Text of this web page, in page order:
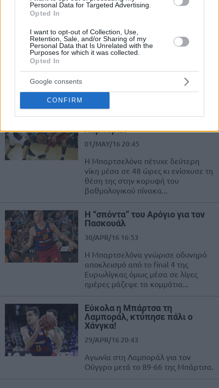
Personal Data for Targeted Advertising.
Opted In
I want to opt-out of Collection, Use,
Retention, Sale, and/or Sharing of my
Personal Data that Is Unrelated with the
Purposes for which it was collected.
Opted In
Google consents
CONFIRM
Μάχη Ρεάλ, Μπάρτσα για
02/MAY/16 13:12
Ο Τζάστιν Χάμιλτον πραγματοποιεί
τραβήξει τα βλέμματα των δύο
Επιβλητικό πέρασμα η
Λαμποράλ
01/MAY/16 20:45
Η Μπαρτσελόνα πέτυχε δεύτερη
νίκη μέσα σε 48 ώρες κι ενίσχυσε τη
θέση της στην κορυφή του
βαθμολογικού πίνακα...
Η “σπόντα” του Αρόγιο για τον
Πασκουάλ
30/APR/16 16:53
H Μπαρτσελόνα γνώρισε οδυνηρό
αποκλεισμό από το final 4 της
Ευρωλίγκας όμως μέσα σε λίγες
ημέρες μάζεψε τα κομμάτια...
Εύκολα η Μπάρτσα τη
Λαμποράλ, κτύπησε πάλι ο
Χάνγκα!
29/APR/16 20:43
Αγωνία στη Λαμποράλ για τον
Ούγγρο μετά το 89-66 της Μπάρτσα.